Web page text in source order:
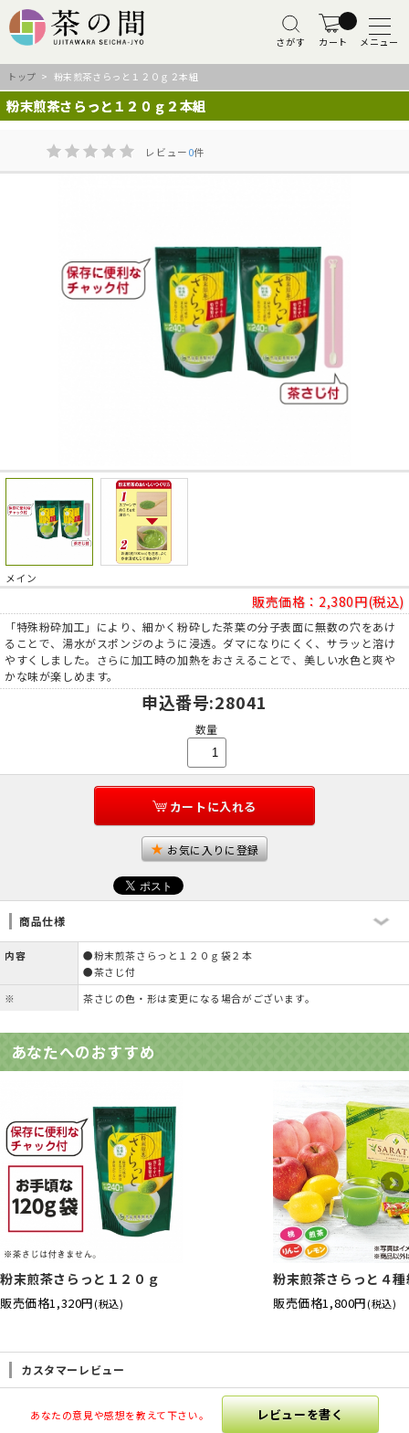
さがす カート メニュー
トップ > 粉末煎茶さらっと１２０ｇ２本組
粉末煎茶さらっと１２０ｇ２本組
レビュー0件
メイン
販売価格： 2,380円(税込)
「特殊粉砕加工」により、細かく粉砕した茶葉の分子表面に無数の穴をあけ
ることで、湯水がスポンジのように浸透。ダマになりにくく、サラッと溶け
やすくしました。さらに加工時の加熱をおさえることで、美しい水色と爽や
かな味が楽しめます。
申込番号:28041
数量
カートに入れる
お気に入りに登録
商品仕様
内容
●粉末煎茶さらっと１２０ｇ袋２本
●茶さじ付
※
茶さじの色・形は変更になる場合がございます。
あなたへのおすすめ
粉末煎茶さらっと１２０ｇ
販売価格1,320円(税込)
粉末煎茶さらっと４
販売価格1,800円(税込)
カスタマーレビュー
あなたの意見や感想を教えて下さい。 レビューを書く